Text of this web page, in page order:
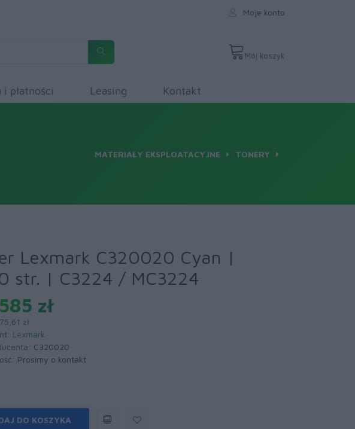
Moje konto
Mój koszyk
i płatności Leasing Kontakt
MATERIAŁY EKSPLOATACYJNE TONERY
Lexmark C320020 Cyan |
str. | C3224 / MC3224
585 zł
zł
Lexmark
C320020
Prosimy o kontakt
DO KOSZYKA